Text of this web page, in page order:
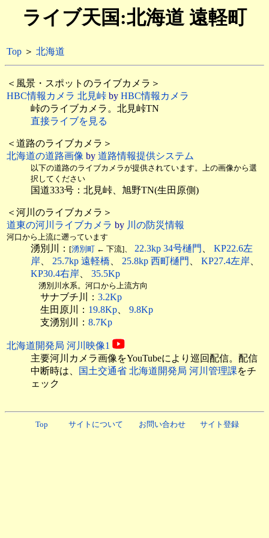
ライブ天国:北海道 遠軽町
Top ＞ 北海道
＜風景・スポットのライブカメラ＞
HBC情報カメラ 北見峠 by HBC情報カメラ
峠のライブカメラ。北見峠TN
直接ライブを見る
＜道路のライブカメラ＞
北海道の道路画像 by 道路情報提供システム
以下の道路のライブカメラが提供されています。上の画像から選
択してください
国道333号：北見峠、旭野TN(生田原側)
＜河川のライブカメラ＞
道東の河川ライブカメラ by 川の防災情報
河口から上流に遡っています
湧別川： [湧別町 ← 下流]、 22.3kp 34号樋門 、 KP22.6左
岸、 25.7kp 遠軽橋、 25.8kp 西町樋門 、 KP27.4左岸、
KP30.4右岸、 35.5Kp
湧別川水系。河口から上流方向
サナブチ川： 3.2Kp
生田原川： 19.8Kp、 9.8Kp
支湧別川： 8.7Kp
北海道開発局 河川映像1
主要河川カメラ画像をYouTubeにより巡回配信。配信
中断時は、
国土交通省 北海道開発局 河川管理課をチ
ェック
Top サイトについて お問い合わせ サイト登録